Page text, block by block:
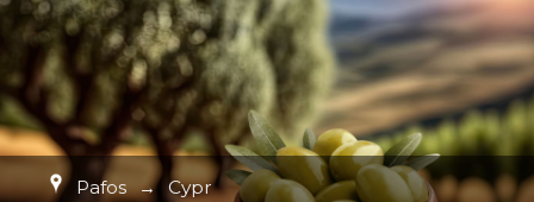
Pafos → Cypr